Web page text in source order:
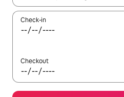
Check-in
Checkout